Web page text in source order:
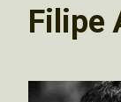
Filipe